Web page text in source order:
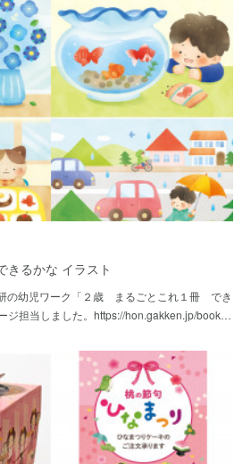
きるかな イラスト
の幼児ワーク「２歳 まるごとこれ１冊 でき
ジ担当しました。https://hon.gakken.jp/book…